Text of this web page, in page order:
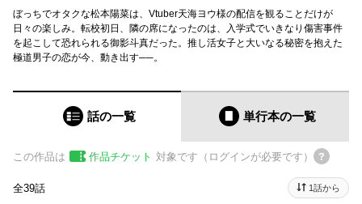
ぼっちでオタクな松本陽菜は、Vtuber天海ヨウ様の配信を観ることだけが
日々の楽しみ。転校初日、隣の席になったのは、入学式でいきなり傷害事件
を起こして恐れられる御影斗真だった。推し活女子と大いなる秘密を抱えた
極道男子の恋が今、動き出す──。
話の一覧 単行本の一覧
この作品は 作品チケット 対象です（ログインが必要です）
全39話 1話から